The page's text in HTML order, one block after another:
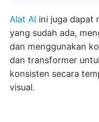
Alat AI ini juga dapat
yang sudah ada,
dan menggunakan
dan transformer
konsisten secara
visual.